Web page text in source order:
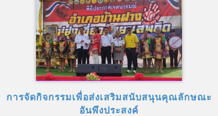
การจัดกิจกรรมเพื่อส่งเสริมสนับสนุนคุณลักษณะ
อันพึงประสงค์